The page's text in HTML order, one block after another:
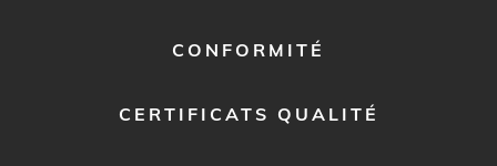
CONFORMITÉ
CERTIFICATS QUALITÉ